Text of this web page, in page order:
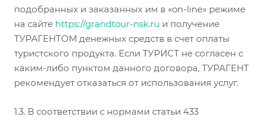
подобранных и заказанных им в «on-line» режиме
на сайте https://grandtour-nsk.ru и получение
ТУРАГЕНТОМ денежных средств в счет оплаты
туристского продукта. Если ТУРИСТ не согласен с
каким-либо пунктом данного договора, ТУРАГЕНТ
рекомендует отказаться от использования услуг.
1.3. В соответствии с нормами статьи 433